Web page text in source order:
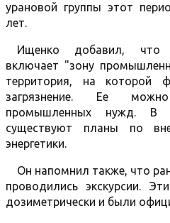
урановой группы этот
лет.
Ищенко добавил, что
включает "зону
территория, на которой
загрязнение. Ее
промышленных нужд. В
существуют планы по
энергетики.
Он напомнил также, что
проводились экскурсии.
дозиметрически и были